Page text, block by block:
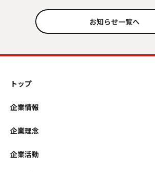
お知らせ一覧へ
トップ
企業情報
企業理念
企業活動